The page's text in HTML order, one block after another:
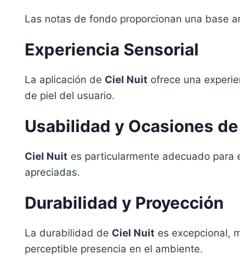
Las notas de fondo proporcionan una base
Experiencia Sensorial
La aplicación de Ciel Nuit ofrece una
de piel del usuario.
Usabilidad y Ocasiones
Ciel Nuit es particularmente adecuado para
apreciadas.
Durabilidad y Proyección
La durabilidad de Ciel Nuit es excepcional,
perceptible presencia en el ambiente.